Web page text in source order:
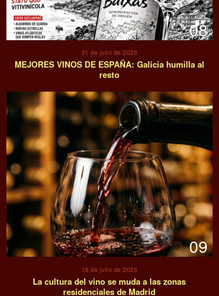
08
21 de julio de 2026
MEJORES VINOS DE ESPAÑA: Galicia humilla al
resto
09
18 de julio de 2026
La cultura del vino se muda a las zonas
residenciales de Madrid